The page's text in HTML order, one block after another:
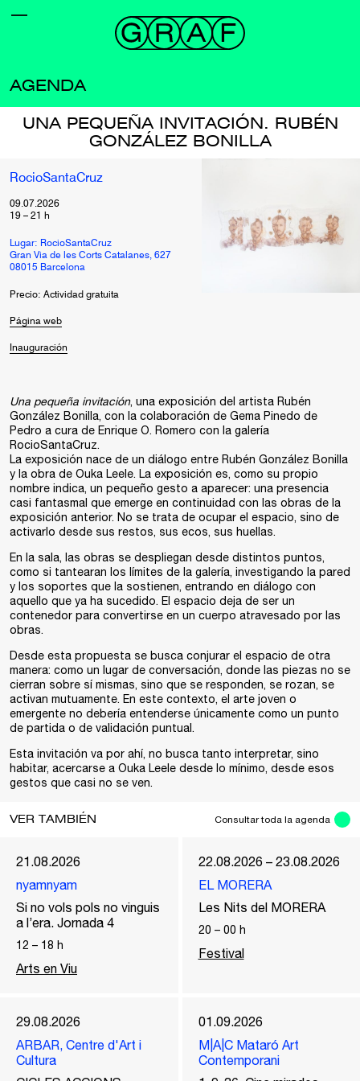
AGENDA
UNA PEQUEÑA INVITACIÓN. RUBÉN
GONZÁLEZ BONILLA
RocioSantaCruz
09.07.2026
19 – 21 h
Lugar: RocioSantaCruz
Gran Via de les Corts Catalanes, 627
08015 Barcelona
Precio: Actividad gratuita
Página web
Inauguración
Una pequeña invitación, una exposición del artista Rubén
González Bonilla, con la colaboración de Gema Pinedo de
Pedro a cura de Enrique O. Romero con la galería
RocioSantaCruz.
La exposición nace de un diálogo entre Rubén González Bonilla
y la obra de Ouka Leele. La exposición es, como su propio
nombre indica, un pequeño gesto a aparecer: una presencia
casi fantasmal que emerge en continuidad con las obras de la
exposición anterior. No se trata de ocupar el espacio, sino de
activarlo desde sus restos, sus ecos, sus huellas.
En la sala, las obras se despliegan desde distintos puntos,
como si tantearan los límites de la galería, investigando la pared
y los soportes que la sostienen, entrando en diálogo con
aquello que ya ha sucedido. El espacio deja de ser un
contenedor para convertirse en un cuerpo atravesado por las
obras.
Desde esta propuesta se busca conjurar el espacio de otra
manera: como un lugar de conversación, donde las piezas no se
cierran sobre sí mismas, sino que se responden, se rozan, se
activan mutuamente. En este contexto, el arte joven o
emergente no debería entenderse únicamente como un punto
de partida o de validación puntual.
Esta invitación va por ahí, no busca tanto interpretar, sino
habitar, acercarse a Ouka Leele desde lo mínimo, desde esos
gestos que casi no se ven.
VER TAMBIÉN Consultar toda la agenda
21.08.2026
nyamnyam
Si no vols pols no vinguis
a l’era. Jornada 4
12 – 18 h
Arts en Viu
22.08.2026 – 23.08.2026
EL MORERA
Les Nits del MORERA
20 – 00 h
Festival
29.08.2026
ARBAR, Centre d'Art i
Cultura
01.09.2026
M|A|C Mataró Art
Contemporani